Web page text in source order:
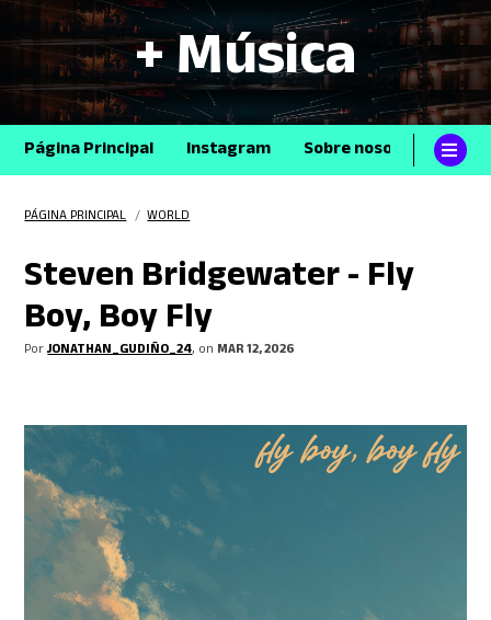
+ Música
Página Principal Instagram Sobre nosotros
PÁGINA PRINCIPAL /WORLD
Steven Bridgewater - Fly
Boy, Boy Fly
PorJONATHAN_GUDIÑO_24, on MAR 12, 2026